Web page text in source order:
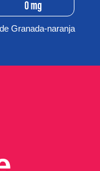
Granada-naranja